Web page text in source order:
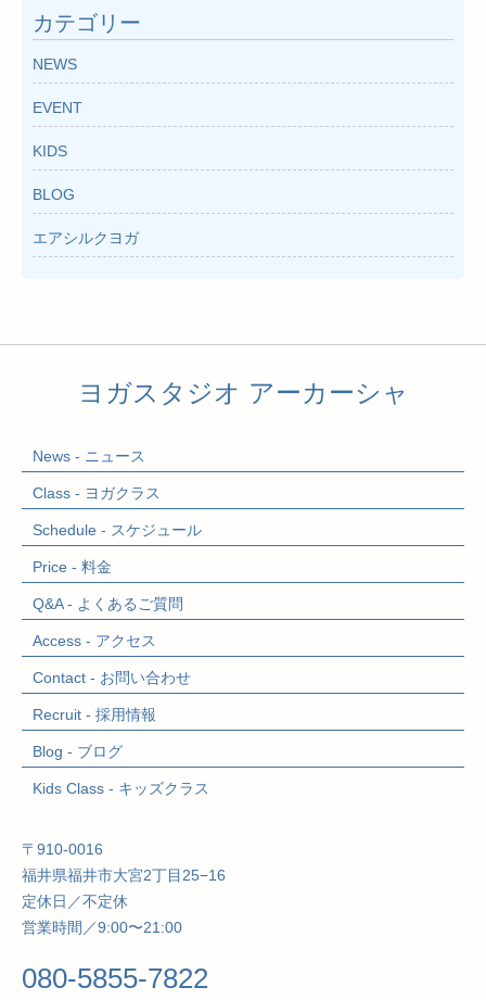
ブ
カテゴリー
NEWS
EVENT
KIDS
BLOG
エアシルクヨガ
ヨガスタジオ アーカーシャ
News - ニュース
Class - ヨガクラス
Schedule - スケジュール
Price - 料金
Q&A - よくあるご質問
Access - アクセス
Contact - お問い合わせ
Recruit - 採用情報
Blog - ブログ
Kids Class - キッズクラス
〒910-0016
福井県福井市大宮2丁目25−16
定休日／不定休
営業時間／9:00〜21:00
080-5855-7822